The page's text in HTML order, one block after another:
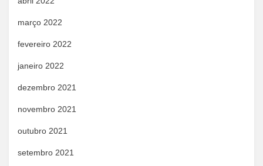
março 2022
fevereiro 2022
janeiro 2022
dezembro 2021
novembro 2021
outubro 2021
setembro 2021